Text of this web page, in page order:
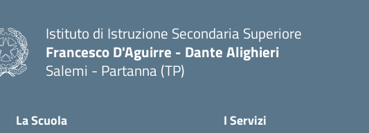
Istituto di Istruzione Secondaria Superiore
Francesco D'Aguirre - Dante Alighieri
Salemi - Partanna (TP)
La Scuola I Servizi